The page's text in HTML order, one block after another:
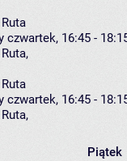
czwartek, 16:45 -
,
czwartek, 16:45 -
,
Piątek